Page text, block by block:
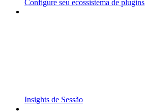
Configure seu ecossistema de plugins
Insights de Sessão